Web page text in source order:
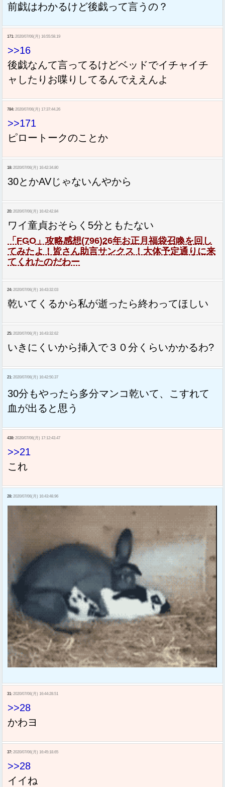
前戯はわかるけど後戯って言うの？
171: 2020/07/06(月) 16:55:58.19
>>16
後戯なんて言ってるけどベッドでイチャイチ
ャしたりお喋りしてるんでええんよ
784: 2020/07/06(月) 17:37:44.26
>>171
ピロートークのことか
18: 2020/07/06(月) 16:42:34.80
30とかAVじゃないんやから
20: 2020/07/06(月) 16:42:42.84
ワイ童貞おそらく5分ともたない
「FGO」攻略感想(796)26年お正月福袋召喚を回し
てみたよ！皆さん助言サンクス！大体予定通りに来
てくれたのだわー
24: 2020/07/06(月) 16:43:32.03
乾いてくるから私が逝ったら終わってほしい
25: 2020/07/06(月) 16:43:32.62
いきにくいから挿入で３０分くらいかかるわ?
21: 2020/07/06(月) 16:42:50.37
30分もやったら多分マンコ乾いて、こすれて
血が出ると思う
438: 2020/07/06(月) 17:12:43.47
>>21
これ
28: 2020/07/06(月) 16:43:48.96
31: 2020/07/06(月) 16:44:28.51
>>28
かわヨ
37: 2020/07/06(月) 16:45:18.65
>>28
イイね